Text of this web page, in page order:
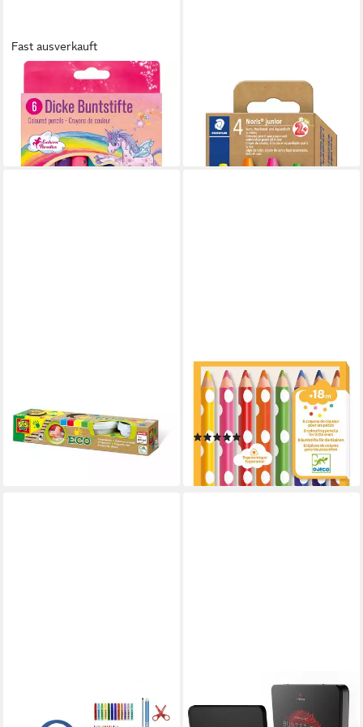
Fast ausverkauft
COPPENRATH DIE SPIEGELBURG
Buntstift Dicke Buntstifte -
Einhorn-Paradies
10,45 €
lieferbar - in 2-3 Werktagen bei dir
STAEDTLER
Buntstift Neon, 4 Stück
ab 12,49 €
lieferbar - in 4-5 Werktagen bei dir
13,64 €
lieferbar - in 2-3 Werktagen bei dir
DJECO
Buntstift 8 dicke Buntstifte
Farbstifte Ergonomische
Form deckende Farben
(1)
10,00 €
lieferbar - in 2-3 Werktagen bei dir
Kreativset Paw Patrol Malset
Buntstift Premium Set 72